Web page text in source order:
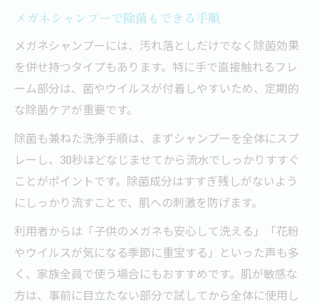
メガネシャンプーで除菌もできる手順
メガネシャンプーには、汚れ落としだけでなく除菌効果
を併せ持つタイプもあります。特に手で直接触れるフレ
ーム部分は、菌やウイルスが付着しやすいため、定期的
な除菌ケアが重要です。
除菌も兼ねた洗浄手順は、まずシャンプーを全体にスプ
レーし、30秒ほどなじませてから流水でしっかりすすぐ
ことがポイントです。除菌成分はすすぎ残しがないよう
にしっかり流すことで、肌への刺激を防げます。
利用者からは「子供のメガネも安心して洗える」「花粉
やウイルスが気になる季節に重宝する」といった声も多
く、家族全員で使う場合にもおすすめです。肌が敏感な
方は、事前に目立たない部分で試してから全体に使用し